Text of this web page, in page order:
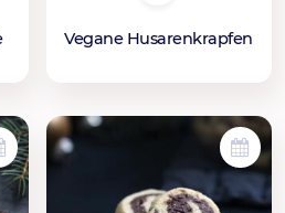
Vegane Husarenkrapfen